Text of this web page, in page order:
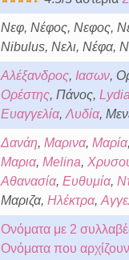
Νεφ, Νέφος, Νεφος,
Nibulus, Νελι, Νέφα,
Αλέξανδρος, Ιασων,
Ορέστης, Πάνος, Lydia
Ευαγγελία, Λυδία,
Δανάη, Μαρινα, Μαρία,
Μαρια, Melina,
Αθανασία, Ευθυμία,
Μαριζα, Ηλέκτρα,
Ονόματα με 2
Ονόματα που